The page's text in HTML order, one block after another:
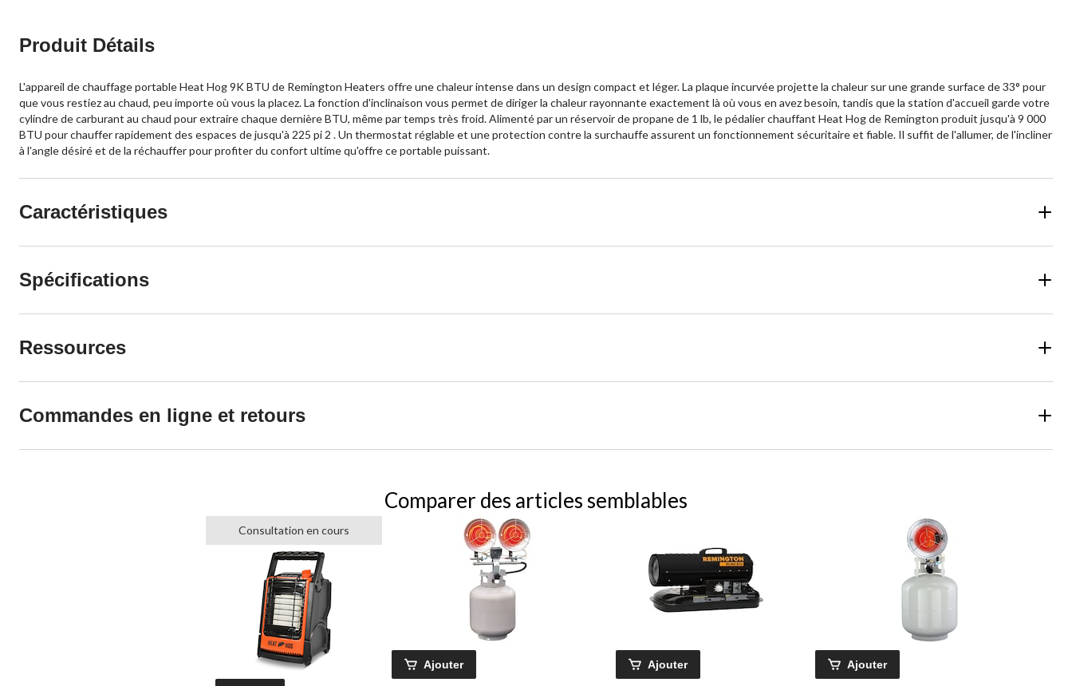
Produit Détails
L'appareil de chauffage portable Heat Hog 9K BTU de Remington Heaters offre une chaleur intense dans un design compact et léger. La plaque incurvée projette la chaleur sur une grande surface de 33° pour
que vous restiez au chaud, peu importe où vous la placez. La fonction d'inclinaison vous permet de diriger la chaleur rayonnante exactement là où vous en avez besoin, tandis que la station d'accueil garde votre
cylindre de carburant au chaud pour extraire chaque dernière BTU, même par temps très froid. Alimenté par un réservoir de propane de 1 lb, le pédalier chauffant Heat Hog de Remington produit jusqu'à 9 000
BTU pour chauffer rapidement des espaces de jusqu'à 225 pi 2 . Un thermostat réglable et une protection contre la surchauffe assurent un fonctionnement sécuritaire et fiable. Il suffit de l'allumer, de l'incliner
à l'angle désiré et de la réchauffer pour profiter du confort ultime qu'offre ce portable puissant.
Caractéristiques
Spécifications
Ressources
Commandes en ligne et retours
Comparer des articles semblables
Consultation en cours
Ajouter Ajouter Ajouter